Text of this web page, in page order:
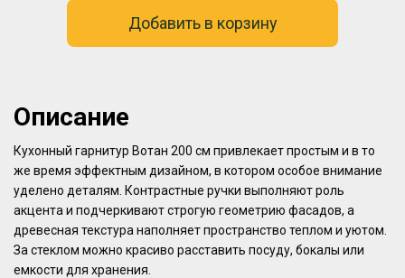
Добавить в корзину
Описание
Кухонный гарнитур Вотан 200 см привлекает простым и в то
же время эффектным дизайном, в котором особое внимание
уделено деталям. Контрастные ручки выполняют роль
акцента и подчеркивают строгую геометрию фасадов, а
древесная текстура наполняет пространство теплом и уютом.
За стеклом можно красиво расставить посуду, бокалы или
емкости для хранения.